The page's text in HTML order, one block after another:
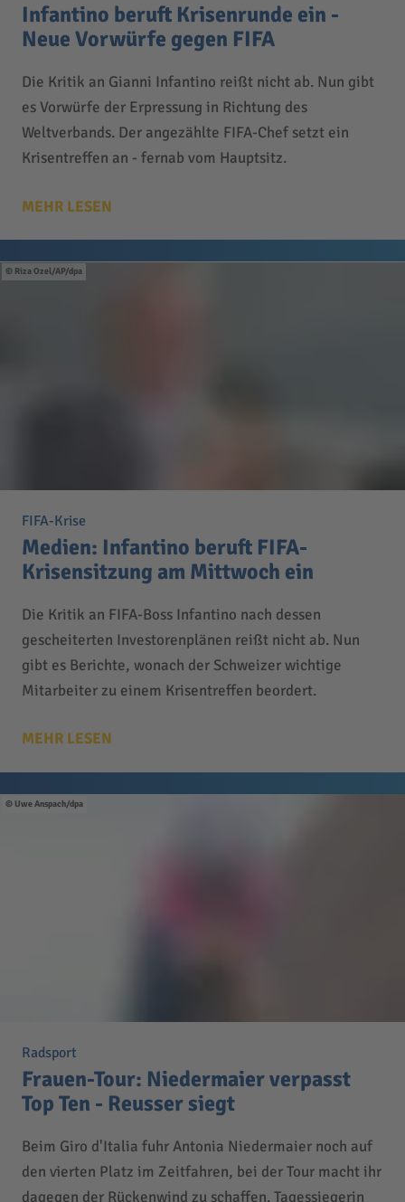
Infantino beruft Krisenrunde ein -
Neue Vorwürfe gegen FIFA
Die Kritik an Gianni Infantino reißt nicht ab. Nun gibt
es Vorwürfe der Erpressung in Richtung des
Weltverbands. Der angezählte FIFA-Chef setzt ein
Krisentreffen an - fernab vom Hauptsitz.
MEHR LESEN
Riza Ozel/AP/dpa
FIFA-Krise
Medien: Infantino beruft FIFA-
Krisensitzung am Mittwoch ein
Die Kritik an FIFA-Boss Infantino nach dessen
gescheiterten Investorenplänen reißt nicht ab. Nun
gibt es Berichte, wonach der Schweizer wichtige
Mitarbeiter zu einem Krisentreffen beordert.
MEHR LESEN
Uwe Anspach/dpa
Radsport
Frauen-Tour: Niedermaier verpasst
Top Ten - Reusser siegt
Beim Giro d'Italia fuhr Antonia Niedermaier noch auf
den vierten Platz im Zeitfahren, bei der Tour macht ihr
dagegen der Rückenwind zu schaffen. Tagessiegerin